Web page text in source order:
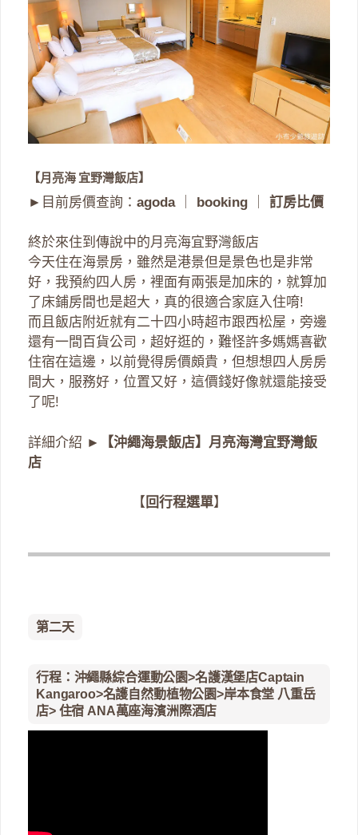
【月亮海 宜野灣飯店】
►目前房價查詢： agoda｜ booking 訂房比價
終於來住到傳說中的月亮海宜野灣飯店
今天住在海景房，雖然是港景但是景色也是非常
好，我預約四人房，裡面有兩張是加床的，就算加
了床鋪房間也是超大，真的很適合家庭入住唷!
而且飯店附近就有二十四小時超市跟西松屋，旁邊
還有一間百貨公司，超好逛的，難怪許多媽媽喜歡
住宿在這邊，以前覺得房價頗貴，但想想四人房房
間大，服務好，位置又好，這價錢好像就還能接受
了呢!
詳細介紹 ►
【沖繩海景飯店】月亮海灣宜野灣飯
店
【 回行程選單】
第二天
行程：沖繩縣綜合運動公園>名護漢堡店Captain
Kangaroo>名護自然動植物公園>岸本食堂 八重岳
店> 住宿 ANA萬座海濱洲際酒店